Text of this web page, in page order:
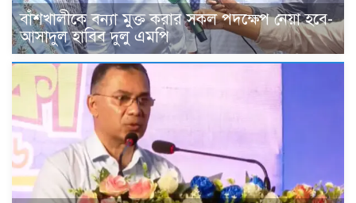
বাঁশখালীকে বন্যা মুক্ত করার সকল পদক্ষেপ নেয়া হবে-
আসাদুল হাবিব দুলু এমপি